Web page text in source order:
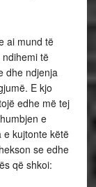
ai mund të
të
dhe ndjenja
E kjo
edhe më tej
e
e kujtonte këtë
se edhe
që shkoi: